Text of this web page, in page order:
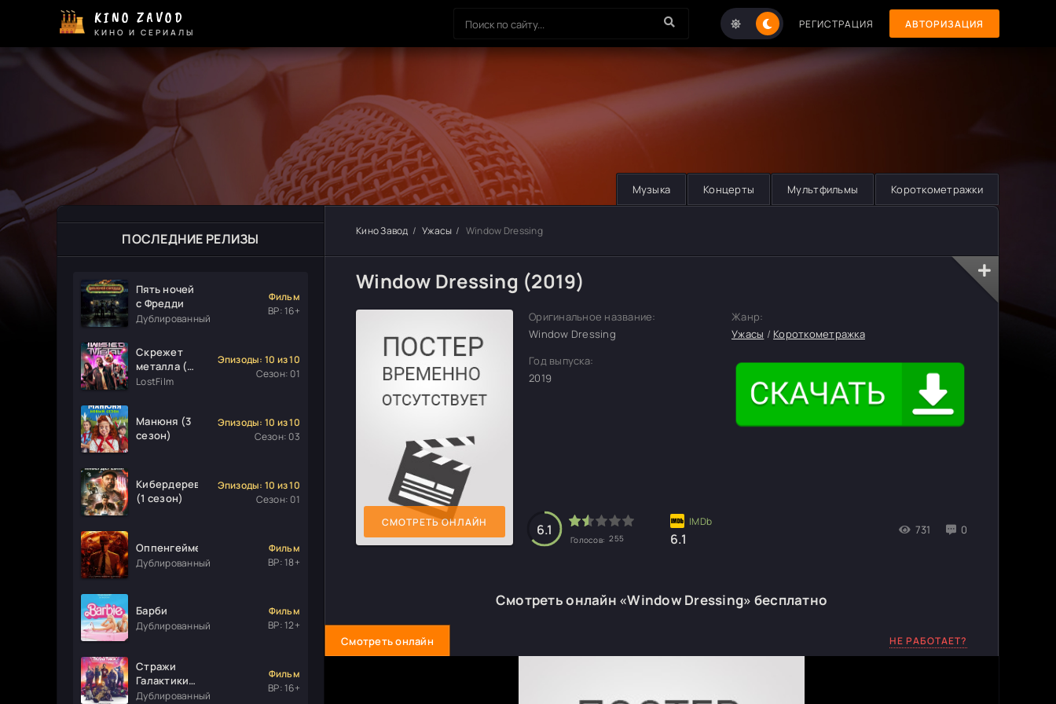
KINO ZAVOD
КИНО И СЕРИАЛЫ
РЕГИСТРАЦИЯ АВТОРИЗАЦИЯ
Музыка Концерты Мультфильмы Короткометражки
ПОСЛЕДНИЕ РЕЛИЗЫ
Пять ночей
с Фредди
Дублированный
Фильм
ВР: 16+
Скрежет
металла (1
сезон)
LostFilm
Эпизоды: 10 из 10
Сезон: 01
Манюня (3
сезон)
Эпизоды: 10 из 10
Сезон: 03
Кибердеревня
(1 сезон)
Эпизоды: 10 из 10
Сезон: 01
Оппенгеймер
Дублированный
Фильм
ВР: 18+
Барби
Дублированный
Фильм
ВР: 12+
Стражи
Галактики.
Часть 3
Дублированный
Фильм
ВР: 16+
Кино Завод Ужасы Window Dressing
Window Dressing (2019)
СМОТРЕТЬ ОНЛАЙН
Оригинальное название:
Window Dressing
Год выпуска:
2019
6.1
Голосов: 255 6.1
731 0
Жанр:
Ужасы / Короткометражка
Смотреть онлайн «Window Dressing» бесплатно
Смотреть онлайн НЕ РАБОТАЕТ?